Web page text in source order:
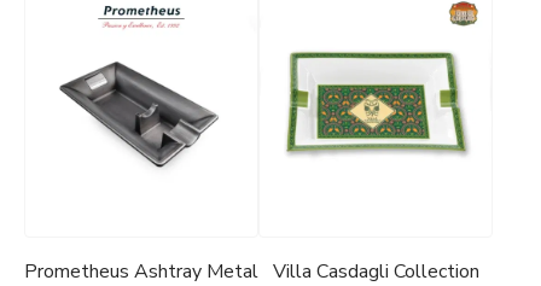
Prometheus Ashtray Metal Villa Casdagli Collection